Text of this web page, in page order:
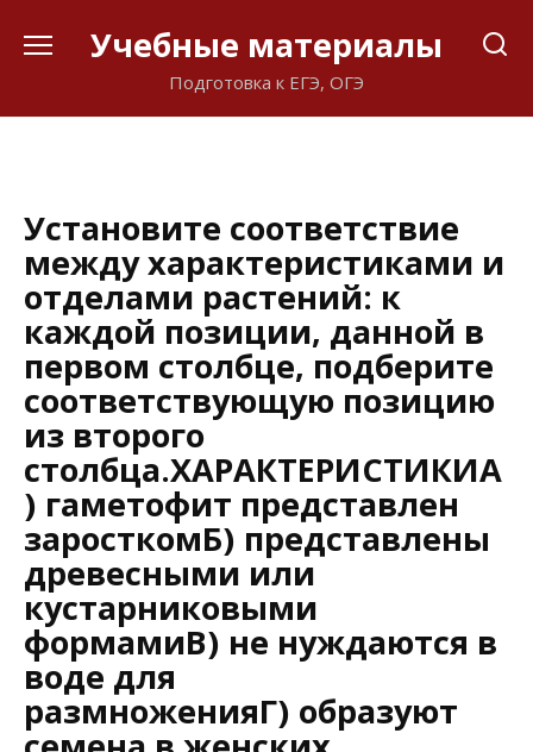
Учебные материалы
Подготовка к ЕГЭ, ОГЭ
Установите соответствие
между характеристиками и
отделами растений: к
каждой позиции, данной в
первом столбце, подберите
соответствующую позицию
из второго
столбца.ХАРАКТЕРИСТИКИА
) гаметофит представлен
заросткомБ) представлены
древесными или
кустарниковыми
формамиВ) не нуждаются в
воде для
размноженияГ) образуют